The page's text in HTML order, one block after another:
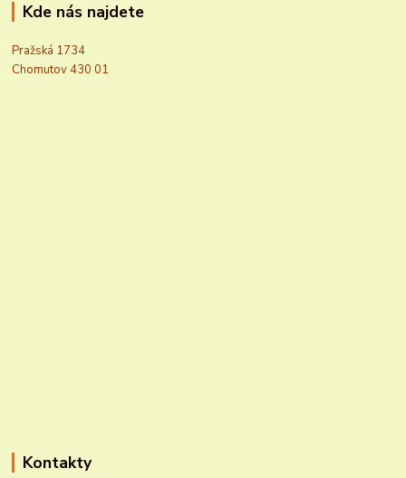
Kde nás najdete
Pražská 1734
Chomutov 430 01
Kontakty